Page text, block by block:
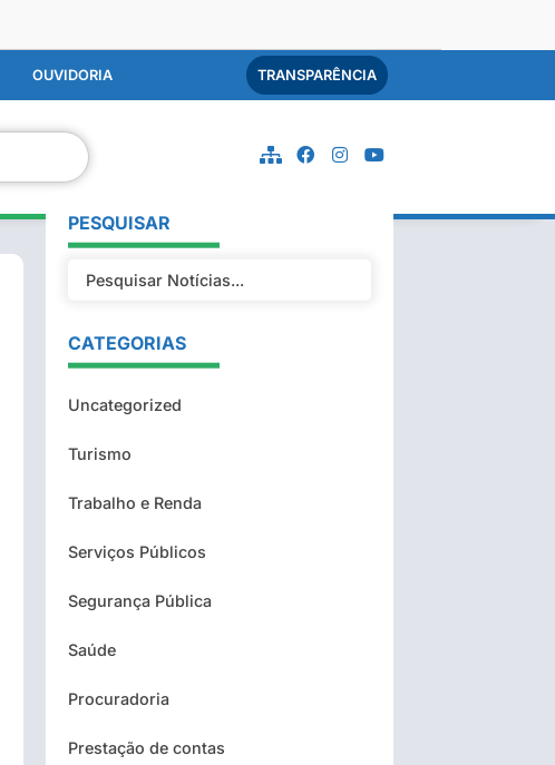
OUVIDORIA TRANSPARÊNCIA
PESQUISAR
CATEGORIAS
Uncategorized
Turismo
Trabalho e Renda
Serviços Públicos
Segurança Pública
Saúde
Procuradoria
Prestação de contas